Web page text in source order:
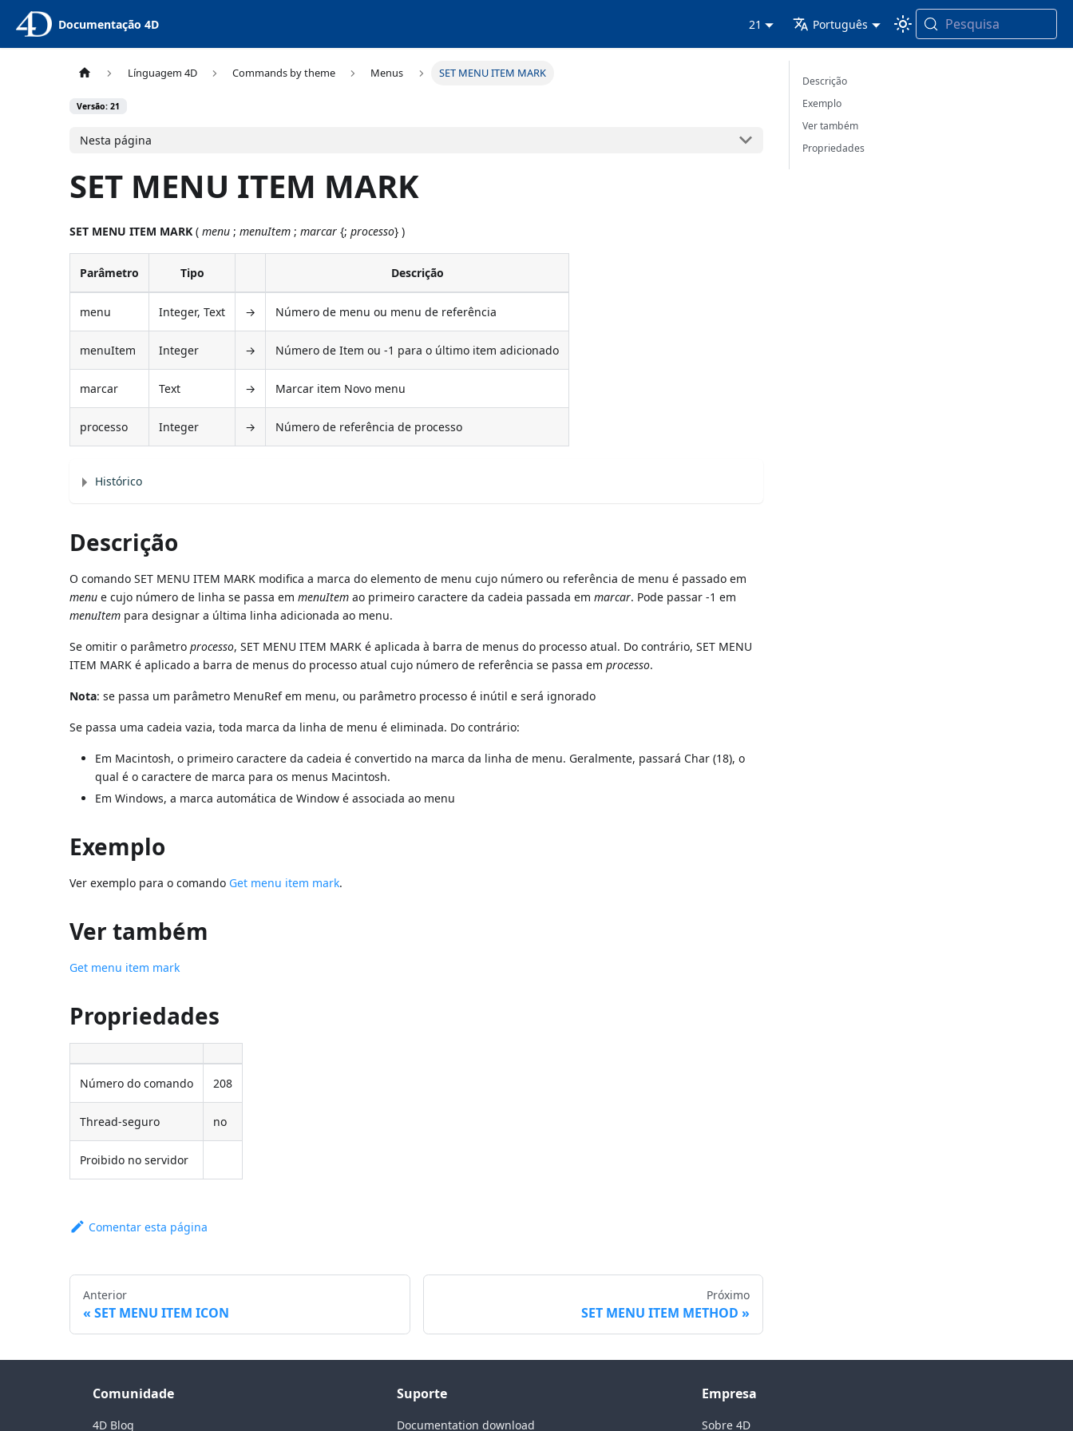
Documentação 4D 21 Português Pesquisa
Línguagem 4D Commands by theme Menus SET MENU ITEM MARK
Versão: 21
Nesta página
SET MENU ITEM MARK
SET MENU ITEM MARK (menu ;menuItem ;marcar {;processo} )
Parâmetro Tipo Descrição
menu Integer, Text → Número de menu ou menu de referência
menuItem Integer → Número de Item ou -1 para o último item adicionado
marcar Text → Marcar item Novo menu
processo Integer → Número de referência de processo
Histórico
Descrição
O comando SET MENU ITEM MARK modifica a marca do elemento de menu cujo número ou referência de menu é passado em
menu e cujo número de linha se passa emmenuItem ao primeiro caractere da cadeia passada emmarcar. Pode passar -1 em
menuItem para designar a última linha adicionada ao menu.
Se omitir o parâmetroprocesso, SET MENU ITEM MARK é aplicada à barra de menus do processo atual. Do contrário, SET MENU
ITEM MARK é aplicado a barra de menus do processo atual cujo número de referência se passa emprocesso.
Nota: se passa um parâmetro MenuRef em menu, ou parâmetro processo é inútil e será ignorado
Se passa uma cadeia vazia, toda marca da linha de menu é eliminada. Do contrário:
Em Macintosh, o primeiro caractere da cadeia é convertido na marca da linha de menu. Geralmente, passará Char (18), o
qual é o caractere de marca para os menus Macintosh.
Em Windows, a marca automática de Window é associada ao menu
Exemplo
Ver exemplo para o comando Get menu item mark.
Ver também
Get menu item mark
Propriedades
Número do comando 208
Thread-seguro no
Proibido no servidor
Comentar esta página
Anterior
SET MENU ITEM ICON
Próximo
SET MENU ITEM METHOD
Descrição
Exemplo
Ver também
Propriedades
Comunidade
4D Blog
Suporte
Documentation download
Empresa
Sobre 4D